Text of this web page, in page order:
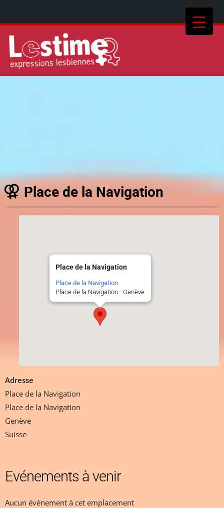
Place de la Navigation
Place de la Navigation
Place de la Navigation
Place de la Navigation - Genève
Adresse
Place de la Navigation
Place de la Navigation
Genève
Suisse
Evénements à venir
Aucun évènement à cet emplacement